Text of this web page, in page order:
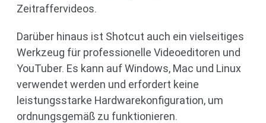
Zeitraffervideos.
Darüber hinaus ist Shotcut auch ein vielseitiges
Werkzeug für professionelle Videoeditoren und
YouTuber. Es kann auf Windows, Mac und Linux
verwendet werden und erfordert keine
leistungsstarke Hardwarekonfiguration, um
ordnungsgemäß zu funktionieren.